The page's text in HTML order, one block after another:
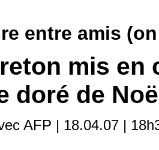
entre amis
mis en
doré de
AFP | 18.04.07 |